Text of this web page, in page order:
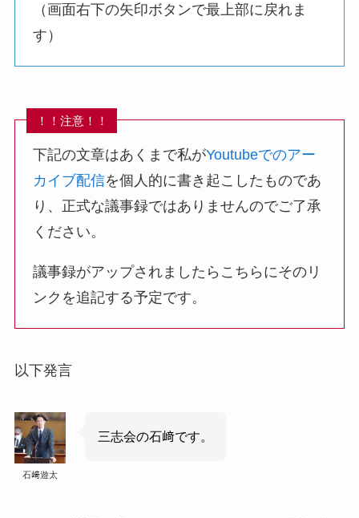
（画面右下の矢印ボタンで最上部に戻れま
す）
！！注意！！
下記の文章はあくまで私がYoutubeでのアー
カイブ配信を個人的に書き起こしたものであ
り、正式な議事録ではありませんのでご了承
ください。
議事録がアップされましたらこちらにそのリ
ンクを追記する予定です。
以下発言
石﨑遊太
三志会の石﨑です。